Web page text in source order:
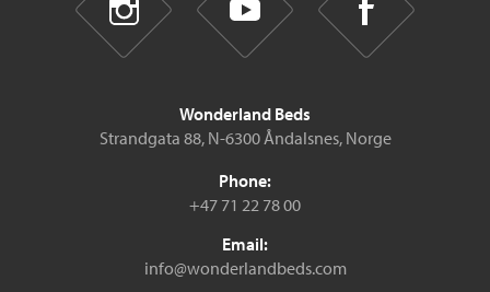
Wonderland Beds
Strandgata 88, N-6300 Åndalsnes, Norge
Phone:
+47 71 22 78 00
Email:
info@wonderlandbeds.com